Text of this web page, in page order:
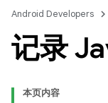
Android Developers
记录
本页内容